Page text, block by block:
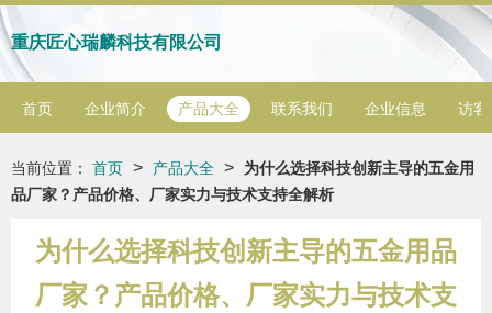
重庆匠心瑞麟科技有限公司
首页 企业简介 产品大全 联系我们 企业信息 访客
当前位置： 首页 > 产品大全 >
为什么选择科技创新主导的五金用
品厂家？产品价格、厂家实力与技术支持全解析
为什么选择科技创新主导的五金用品
厂家？产品价格、厂家实力与技术支